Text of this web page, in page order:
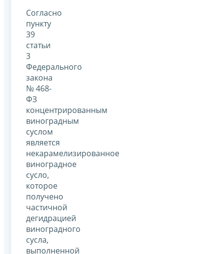
Согласно
пункту
39
статьи
3
Федерального
закона
№ 468-
ФЗ
концентрированным
виноградным
суслом
является
некарамелизированное
виноградное
сусло,
которое
получено
частичной
дегидрацией
виноградного
сусла,
выполненной